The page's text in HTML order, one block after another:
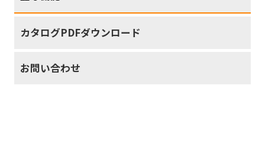
カタログPDFダウンロード
お問い合わせ